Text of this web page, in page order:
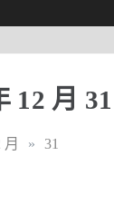
12 月 31
月 » 31